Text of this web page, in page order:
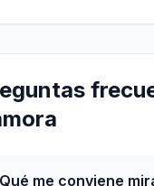
me conviene